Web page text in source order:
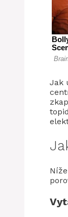
Jak